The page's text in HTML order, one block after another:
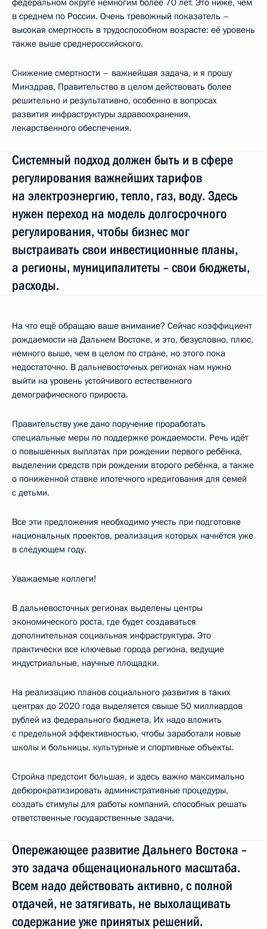
в среднем по России. Очень тревожный показатель –
высокая смертность в трудоспособном возрасте: её уровень
также выше среднероссийского.
Снижение смертности – важнейшая задача, и я прошу
Минздрав, Правительство в целом действовать более
решительно и результативно, особенно в вопросах
развития инфраструктуры здравоохранения,
лекарственного обеспечения.
Системный подход должен быть и в сфере
регулирования важнейших тарифов
на электроэнергию, тепло, газ, воду. Здесь
нужен переход на модель долгосрочного
регулирования, чтобы бизнес мог
выстраивать свои инвестиционные планы,
а регионы, муниципалитеты – свои бюджеты,
расходы.
На что ещё обращаю ваше внимание? Сейчас коэффициент
рождаемости на Дальнем Востоке, и это, безусловно, плюс,
немного выше, чем в целом по стране, но этого пока
недостаточно. В дальневосточных регионах нам нужно
выйти на уровень устойчивого естественного
демографического прироста.
Правительству уже дано поручение проработать
специальные меры по поддержке рождаемости. Речь идёт
о повышенных выплатах при рождении первого ребёнка,
выделении средств при рождении второго ребёнка, а также
о пониженной ставке ипотечного кредитования для семей
с детьми.
Все эти предложения необходимо учесть при подготовке
национальных проектов, реализация которых начнётся уже
в следующем году.
Уважаемые коллеги!
В дальневосточных регионах выделены центры
экономического роста, где будет создаваться
дополнительная социальная инфраструктура. Это
практически все ключевые города региона, ведущие
индустриальные, научные площадки.
На реализацию планов социального развития в таких
центрах до 2020 года выделяется свыше 50 миллиардов
рублей из федерального бюджета. Их надо вложить
с предельной эффективностью, чтобы заработали новые
школы и больницы, культурные и спортивные объекты.
Стройка предстоит большая, и здесь важно максимально
дебюрократизировать административные процедуры,
создать стимулы для работы компаний, способных решать
ответственные государственные задачи.
Опережающее развитие Дальнего Востока –
это задача общенационального масштаба.
Всем надо действовать активно, с полной
отдачей, не затягивать, не выхолащивать
содержание уже принятых решений.